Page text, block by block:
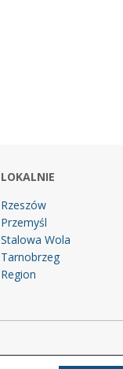
LOKALNIE
Rzeszów
Przemyśl
Stalowa Wola
Tarnobrzeg
Region